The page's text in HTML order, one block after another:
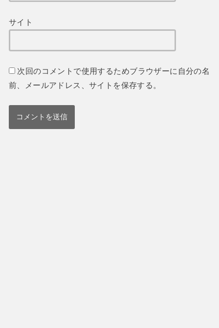
サイト
次回のコメントで使用するためブラウザーに自分の名
前、メールアドレス、サイトを保存する。